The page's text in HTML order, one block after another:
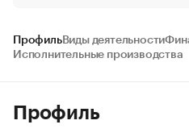
ПрофильВиды деятельности
Исполнительные производства
Профиль